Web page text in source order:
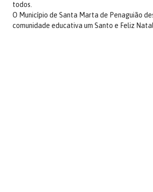
todos.
O Município de Santa Marta de Penaguião
comunidade educativa um Santo e Feliz Natal.